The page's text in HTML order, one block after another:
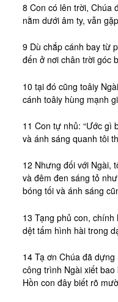
8 Con có lên trời, Chúa
nằm dưới âm ty, vẫn
9 Dù chắp cánh bay từ
đến ở nơi chân trời góc
10 tại đó cũng toâiy
cánh toâiy hùng mạnh
11 Con tự nhủ: “Ước gì
và ánh sáng quanh tôi
12 Nhưng đối với Ngài,
và đêm đen sáng tỏ
bóng tối và ánh sáng
13 Tạng phủ con, chính
dệt tấm hình hài trong
14 Tạ ơn Chúa đã
công trình Ngài xiết bao
Hồn con đây biết rõ